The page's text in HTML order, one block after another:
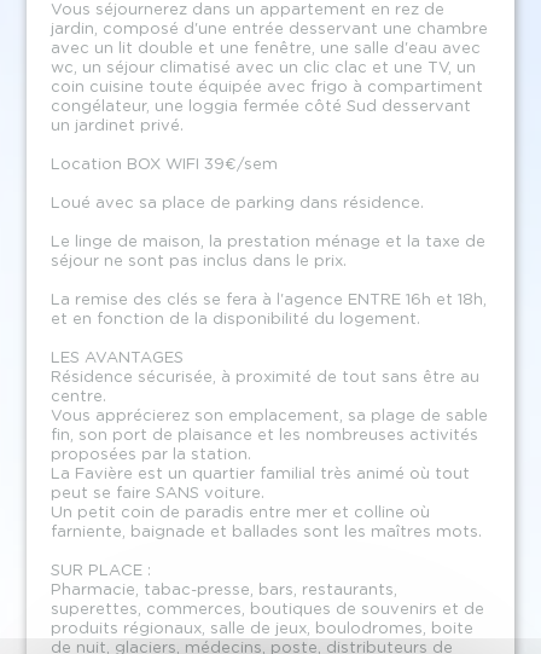
Vous séjournerez dans un appartement en rez de
jardin, composé d'une entrée desservant une chambre
avec un lit double et une fenêtre, une salle d'eau avec
wc, un séjour climatisé avec un clic clac et une TV, un
coin cuisine toute équipée avec frigo à compartiment
congélateur, une loggia fermée côté Sud desservant
un jardinet privé.
Location BOX WIFI 39€/sem
Loué avec sa place de parking dans résidence.
Le linge de maison, la prestation ménage et la taxe de
séjour ne sont pas inclus dans le prix.
La remise des clés se fera à l'agence ENTRE 16h et 18h,
et en fonction de la disponibilité du logement.
LES AVANTAGES
Résidence sécurisée, à proximité de tout sans être au
centre.
Vous apprécierez son emplacement, sa plage de sable
fin, son port de plaisance et les nombreuses activités
proposées par la station.
La Favière est un quartier familial très animé où tout
peut se faire SANS voiture.
Un petit coin de paradis entre mer et colline où
farniente, baignade et ballades sont les maîtres mots.
SUR PLACE :
Pharmacie, tabac-presse, bars, restaurants,
superettes, commerces, boutiques de souvenirs et de
produits régionaux, salle de jeux, boulodromes, boite
de nuit, glaciers, médecins, poste, distributeurs de